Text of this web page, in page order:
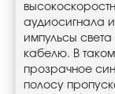
аудиосигнала
импульсы
кабелю. В
прозрачное
полосу